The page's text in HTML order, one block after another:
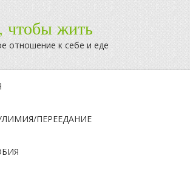
чтобы жить
отношение к себе и еде
ПЕРЕЕДАНИЕ